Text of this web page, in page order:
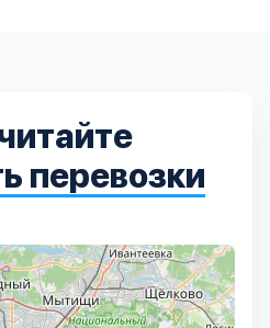
перевозки
2